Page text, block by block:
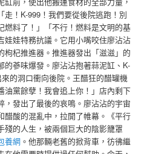
！K-999！我們要從後院逃跑！別
燃料了！」「不行！燃料是文明的基
娃娃特務抗議。它用小嘴咬住廖沾沾
枸杞推進器。推進器發出「滋滋」的
的蔘味爆發。廖沾沾抱著蒜泥缸、K-
的洞口衝向後院。王醋狂的醋罐機
油黨餘孽！我會追上你！」店內剩下
，發出了最後的哀鳴。廖沾沾的宇宙
醋酸的混亂中，拉開了帷幕。《平行
殘的人生，被兩個巨大的陰影籠罩
養網 。他那輛老舊的掀背車，彷彿繼